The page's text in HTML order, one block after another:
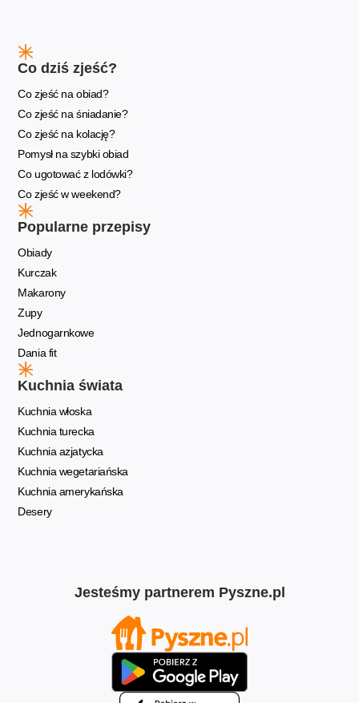
Co dziś zjeść?
Co zjeść na obiad?
Co zjeść na śniadanie?
Co zjeść na kolację?
Pomysł na szybki obiad
Co ugotować z lodówki?
Co zjeść w weekend?
Popularne przepisy
Obiady
Kurczak
Makarony
Zupy
Jednogarnkowe
Dania fit
Kuchnia świata
Kuchnia włoska
Kuchnia turecka
Kuchnia azjatycka
Kuchnia wegetariańska
Kuchnia amerykańska
Desery
Jesteśmy partnerem Pyszne.pl